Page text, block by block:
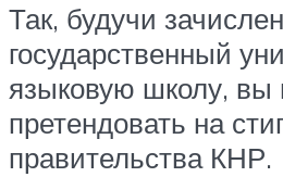
Так, будучи
государственный
языковую школу, вы
претендовать на
правительства КНР.